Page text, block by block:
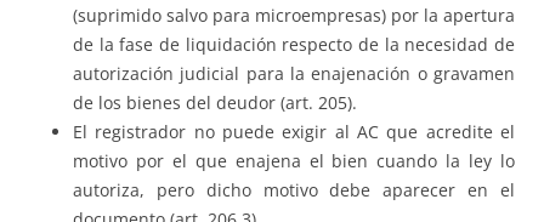
(suprimido salvo para microempresas) por la apertura
de la fase de liquidación respecto de la necesidad de
autorización judicial para la enajenación o gravamen
de los bienes del deudor (art. 205).
El registrador no puede exigir al AC que acredite el
motivo por el que enajena el bien cuando la ley lo
autoriza, pero dicho motivo debe aparecer en el